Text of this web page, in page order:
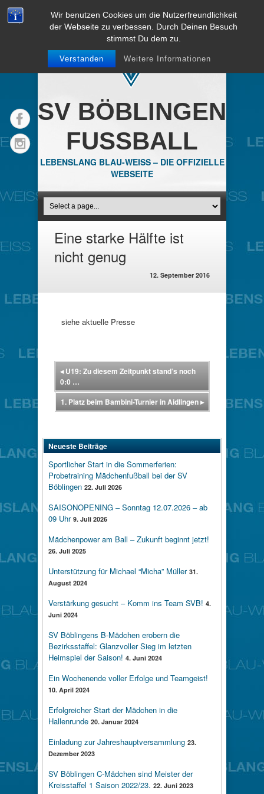
Wir benutzen Cookies um die Nutzerfreundlichkeit
der Webseite zu verbessen. Durch Deinen Besuch
stimmst Du dem zu.
Verstanden Weitere Informationen
SV BÖBLINGEN
FUSSBALL
LEBENSLANG BLAU-WEISS – DIE OFFIZIELLE
WEBSEITE
Eine starke Hälfte ist
nicht genug
12. September 2016
siehe aktuelle Presse
◂U19: Zu diesem Zeitpunkt stand’s noch
0:0 …
1. Platz beim Bambini-Turnier in Aidlingen▸
Neueste Beiträge
Sportlicher Start in die Sommerferien:
Probetraining Mädchenfußball bei der SV
Böblingen 22. Juli 2026
SAISONOPENING – Sonntag 12.07.2026 – ab
09 Uhr 9. Juli 2026
Mädchenpower am Ball – Zukunft beginnt jetzt!
26. Juli 2025
Unterstützung für Michael “Micha” Müller 31.
August 2024
Verstärkung gesucht – Komm ins Team SVB! 4.
Juni 2024
SV Böblingens B-Mädchen erobern die
Bezirksstaffel: Glanzvoller Sieg im letzten
Heimspiel der Saison! 4. Juni 2024
Ein Wochenende voller Erfolge und Teamgeist!
10. April 2024
Erfolgreicher Start der Mädchen in die
Hallenrunde 20. Januar 2024
Einladung zur Jahreshauptversammlung 23.
Dezember 2023
SV Böblingen C-Mädchen sind Meister der
Kreisstaffel 1 Saison 2022/23. 22. Juni 2023